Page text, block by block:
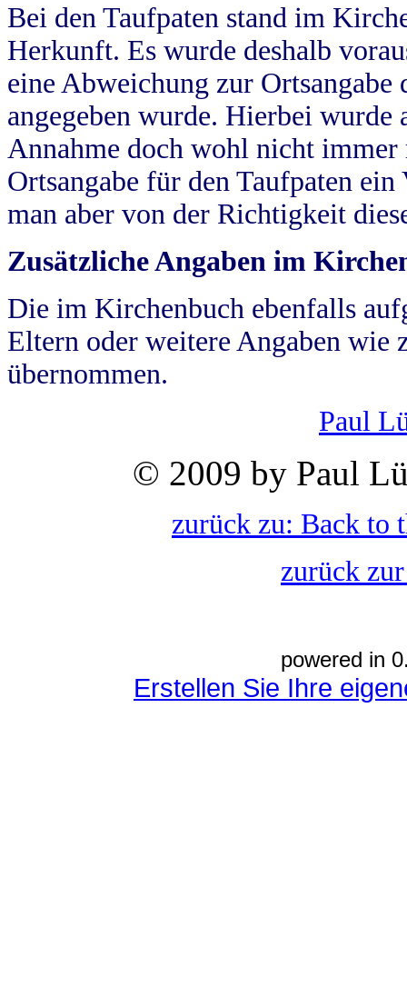
Bei den Taufpaten stand im
Herkunft. Es wurde deshalb
eine Abweichung zur
angegeben wurde. Hierbei wurde
Annahme doch wohl nicht
Ortsangabe für den Taufpaten
man aber von der Richtigkeit
Zusätzliche Angaben im
Die im Kirchenbuch ebenfalls
Eltern oder weitere Angaben wie
übernommen.
Paul
© 2009 by Paul
zurück zu: Back to
zurück
powered in
Erstellen Sie Ihre